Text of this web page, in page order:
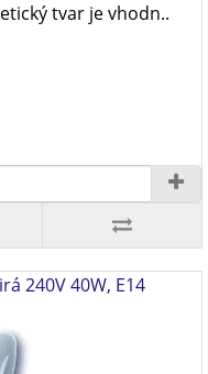
tvar je vhodn..
240V 40W, E14